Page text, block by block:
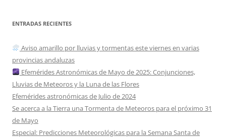
ENTRADAS RECIENTES
Aviso amarillo por lluvias y tormentas este viernes en varias
provincias andaluzas
Efemérides Astronómicas de Mayo de 2025: Conjunciones,
Lluvias de Meteoros y la Luna de las Flores
Efemérides astronómicas de Julio de 2024
Se acerca a la Tierra una Tormenta de Meteoros para el próximo 31
de Mayo
Especial: Predicciones Meteorológicas para la Semana Santa de